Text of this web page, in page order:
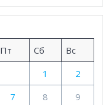
Пт Сб
Вс
1
2
7 8
9